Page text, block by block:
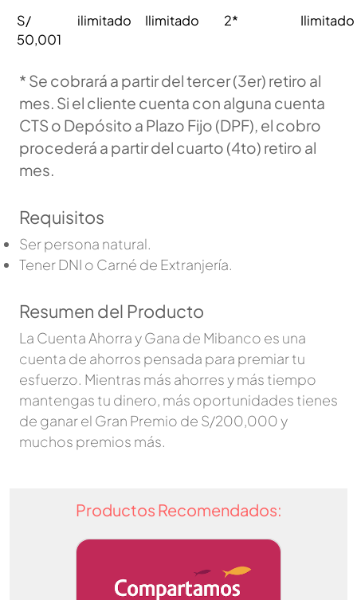
S/
50,001
ilimitado Ilimitado 2* Ilimitado
* Se cobrará a partir del tercer (3er) retiro al
mes. Si el cliente cuenta con alguna cuenta
CTS o Depósito a Plazo Fijo (DPF), el cobro
procederá a partir del cuarto (4to) retiro al
mes.
Requisitos
Ser persona natural.
Tener DNI o Carné de Extranjería.
Resumen del Producto
La Cuenta Ahorra y Gana de Mibanco es una
cuenta de ahorros pensada para premiar tu
esfuerzo. Mientras más ahorres y más tiempo
mantengas tu dinero, más oportunidades tienes
de ganar el Gran Premio de S/200,000 y
muchos premios más.
Productos Recomendados: